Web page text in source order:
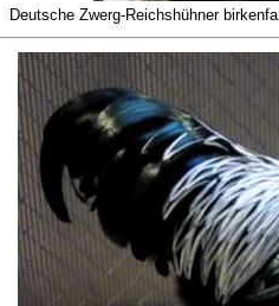
Deutsche Zwerg-Reichshühner